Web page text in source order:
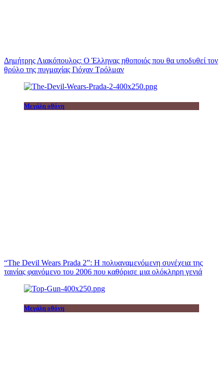
Δημήτρης Λιακόπουλος: Ο Έλληνας ηθοποιός που θα υποδυθεί τον
θρύλο της πυγμαχίας Γιόχαν Τρόλμαν
Μεγάλη οθόνη
“The Devil Wears Prada 2”: Η πολυαναμενόμενη συνέχεια της
ταινίας φαινόμενο του 2006 που καθόρισε μια ολόκληρη γενιά
Μεγάλη οθόνη